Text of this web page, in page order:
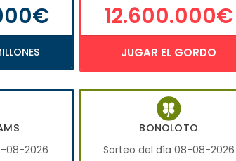
12.600.000€
JUGAR EL GORDO
08-2026
BONOLOTO
Sorteo del día 08-08-2026